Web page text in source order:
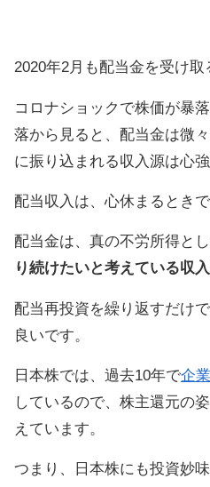
2020年2月も配当金を受け取
コロナショックで株価が暴
落から見ると、配当金は微
に振り込まれる収入源は心強
配当収入は、心休まるときで
配当金は、真の不労所得と
り続けたいと考えている収
配当再投資を繰り返すだけ
良いです。
日本株では、過去10年で企
しているので、株主還元の
えています。
つまり、日本株にも投資妙味